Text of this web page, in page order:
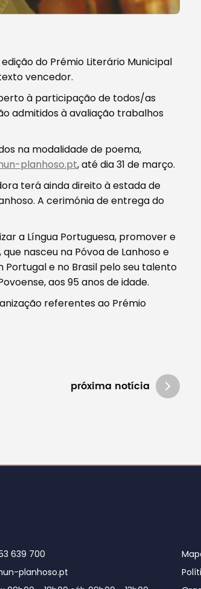
do Prémio Literário Municipal
vencedor.
à participação de todos/as
admitidos à avaliação trabalhos
na modalidade de poema,
planhoso.pt, até dia 31 de março.
terá ainda direito à estada de
A cerimónia de entrega do
a Língua Portuguesa, promover e
nasceu na Póvoa de Lanhoso e
Portugal e no Brasil pelo seu talento
aos 95 anos de idade.
referentes ao Prémio
próxima notícia
639 700
planhoso.pt